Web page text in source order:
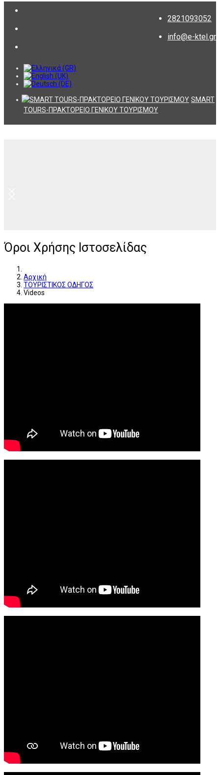
2821093052
info@e-ktel.gr
SMART
TOURS-ΠΡΑΚΤΟΡΕΙΟ ΓΕΝΙΚΟΥ ΤΟΥΡΙΣΜΟΥ
Όροι Χρήσης Ιστοσελίδας
Αρχική
ΤΟΥΡΙΣΤΙΚΟΣ ΟΔΗΓΟΣ
Videos